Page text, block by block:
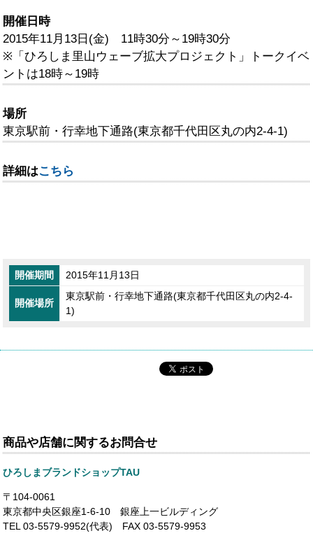
開催日時
2015年11月13日(金) 11時30分～19時30分
※「ひろしま里山ウェーブ拡大プロジェクト」トークイベ
ントは18時～19時
場所
東京駅前・行幸地下通路(東京都千代田区丸の内2-4-1)
詳細はこちら
開催期間 2015年11月13日
開催場所
東京駅前・行幸地下通路(東京都千代田区丸の内2-4-
1)
商品や店舗に関するお問合せ
ひろしまブランドショップTAU
〒104-0061
東京都中央区銀座1-6-10 銀座上一ビルディング
TEL 03-5579-9952(代表) FAX 03-5579-9953